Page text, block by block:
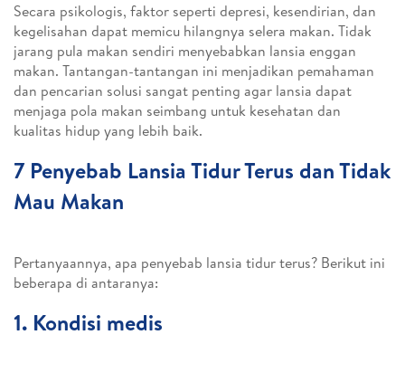
Secara psikologis, faktor seperti depresi, kesendirian, dan
kegelisahan dapat memicu hilangnya selera makan. Tidak
jarang pula makan sendiri menyebabkan lansia enggan
makan. Tantangan-tantangan ini menjadikan pemahaman
dan pencarian solusi sangat penting agar lansia dapat
menjaga pola makan seimbang untuk kesehatan dan
kualitas hidup yang lebih baik.
7 Penyebab Lansia Tidur Terus dan Tidak
Mau Makan
Pertanyaannya, apa penyebab lansia tidur terus? Berikut ini
beberapa di antaranya:
1. Kondisi medis